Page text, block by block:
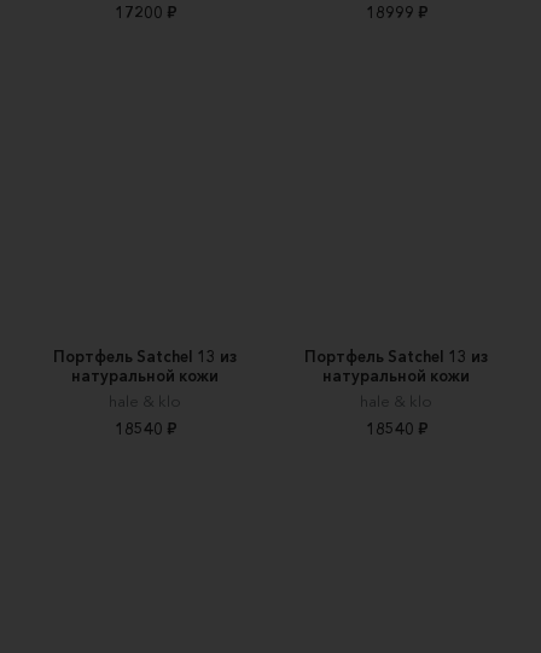
17200 ₽
18999 ₽
Портфель Satchel 13 из
натуральной кожи
hale & klo
18540 ₽
Портфель Satchel 13 из
натуральной кожи
hale & klo
18540 ₽